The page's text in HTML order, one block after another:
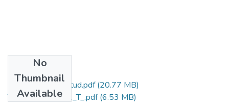
No
Thumbnail
Available
Grado de Similitud.pdf(20.77 MB)
T036_76986541_T_.pdf(6.53 MB)